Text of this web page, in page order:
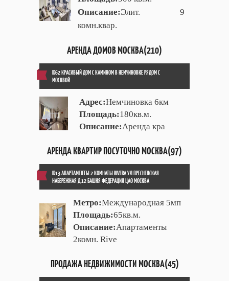
Описание:Элит. 9
комн.квар.
АРЕНДА ДОМОВ МОСКВА(210)
ID62 КРАСИВЫЙ ДОМ С КАМИНОМ В НЕМЧИНОВКЕ РЯДОМ С
МОСКВОЙ
Адрес:Немчиновка 6км
Площадь:180кв.м.
Описание:Аренда кра
АРЕНДА КВАРТИР ПОСУТОЧНО МОСКВА(97)
ID13 АПАРТАМЕНТЫ 2 КОМНАТЫ RIVERA УЛ.ПРЕСНЕНСКАЯ
НАБЕРЕЖНАЯ Д.12 БАШНЯ ФЕДЕРАЦИЯ ЦАО МОСКВА
Метро:Международная 5мп
Площадь:65кв.м.
Описание:Апартаменты
2комн. Rive
ПРОДАЖА НЕДВИЖИМОСТИ МОСКВА(45)